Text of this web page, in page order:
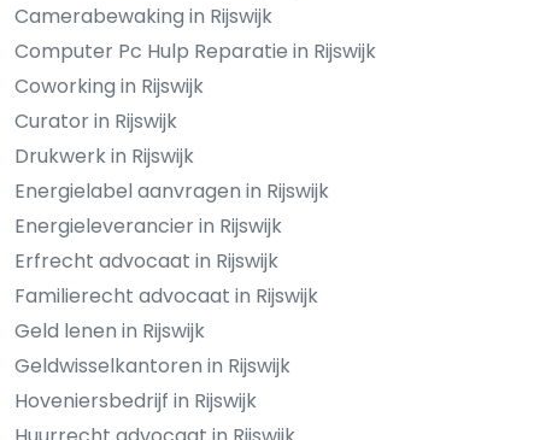
Camerabewaking in Rijswijk
Computer Pc Hulp Reparatie in Rijswijk
Coworking in Rijswijk
Curator in Rijswijk
Drukwerk in Rijswijk
Energielabel aanvragen in Rijswijk
Energieleverancier in Rijswijk
Erfrecht advocaat in Rijswijk
Familierecht advocaat in Rijswijk
Geld lenen in Rijswijk
Geldwisselkantoren in Rijswijk
Hoveniersbedrijf in Rijswijk